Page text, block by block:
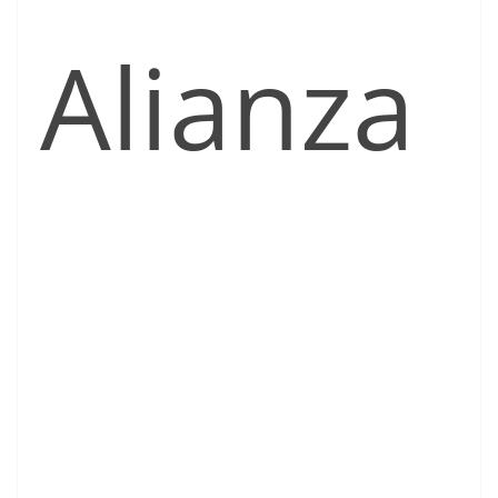
Alianza